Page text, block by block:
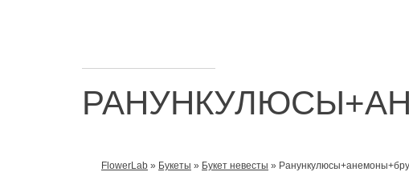
FlowerLab » Букеты » Букет невесты »